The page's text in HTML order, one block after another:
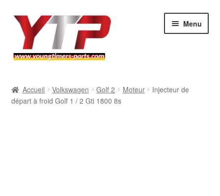
Aller
navigation
Aller
contenu
Menu
BMW
Accueil Volkswagen Golf 2 Moteur
Injecteur de
départ à froid Golf 1 / 2 Gti 1800 8s